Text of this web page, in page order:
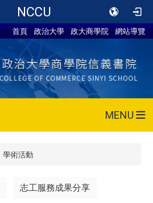
NCCU
首頁 政治大學 政大商學院 網站導覽
MENU
學術活動
志工服務成果分享